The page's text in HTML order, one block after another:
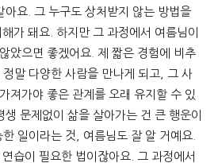
아요. 그 누구도 상처받지 않는 방법을
가 돼요. 하지만 그 과정에서 여름님이
았으면 좋겠어요. 제 짧은 경험에 비추
말 다양한 사람을 만나게 되고, 그 사
져가야 좋은 관계를 오래 유지할 수 있
문제없이 삶을 살아가는 건 큰 행운이
일이라는 것, 여름님도 잘 알 거예요.
습이 필요한 법이잖아요. 그 과정에서